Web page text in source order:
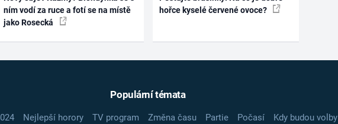
ním vodí za ruce a fotí se na místě
jako Rosecká
hořce kyselé červené ovoce?
Populární témata
Nejlepší horory TV program Změna času Partie Počasí Kdy budou volby